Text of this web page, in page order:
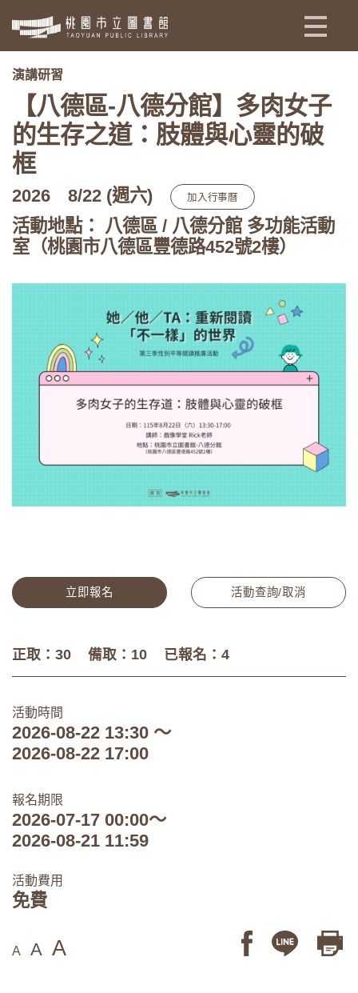
:::
演講研習
【八德區-八德分館】多肉女子
的生存之道：肢體與心靈的破
框
2026 8/22 (週六) 加入行事曆
活動地點： 八德區 / 八德分館 多功能活動
室（桃園市八德區豐德路452號2樓）
立即報名 活動查詢/取消
正取：30 備取：10 已報名：4
活動時間
2026-08-22 13:30 ～
2026-08-22 17:00
報名期限
2026-07-17 00:00～
2026-08-21 11:59
活動費用
免費
A A A